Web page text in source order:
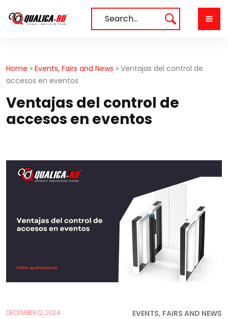
Search…
Home » Events, Fairs and News » Ventajas del control de
accesos en eventos
Ventajas del control de
accesos en eventos
DECEMBER 12, 2024 EVENTS, FAIRS AND NEWS